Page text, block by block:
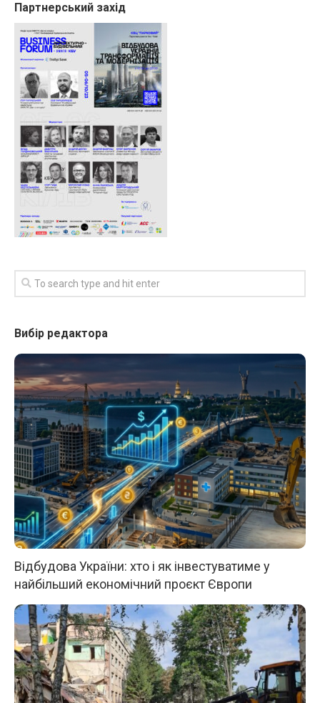
Партнерський захід
Вибір редактора
Відбудова України: хто і як інвестуватиме у
найбільший економічний проєкт Європи